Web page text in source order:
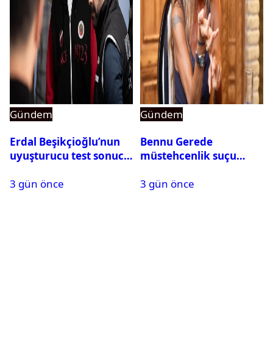
Gündem
Erdal Beşikçioğlu’nun
uyuşturucu test sonucu
3 gün önce
Gündem
Bennu Gerede
müstehcenlik suçu
alındı
3 gün önce